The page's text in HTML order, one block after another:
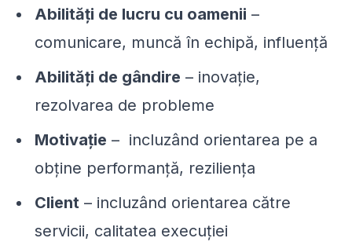
Abilități de lucru cu oamenii –
comunicare, muncă în echipă, influență
Abilități de gândire – inovație,
rezolvarea de probleme
Motivație – incluzând orientarea pe a
obține performanță, reziliența
Client – incluzând orientarea către
servicii, calitatea execuției